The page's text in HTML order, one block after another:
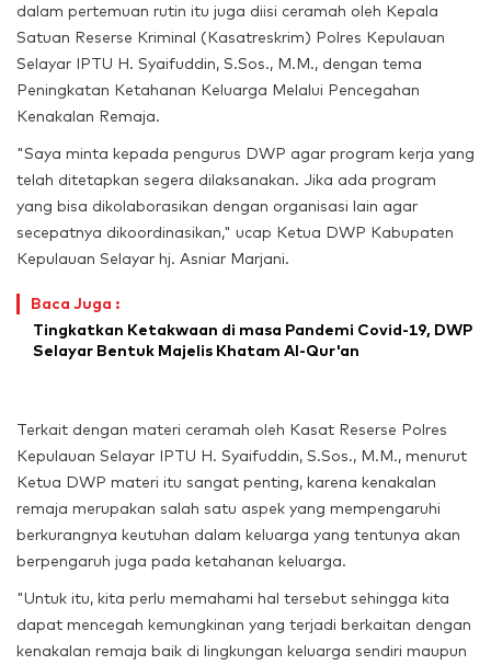
dalam pertemuan rutin itu juga diisi ceramah oleh Kepala
Satuan Reserse Kriminal (Kasatreskrim) Polres Kepulauan
Selayar IPTU H. Syaifuddin, S.Sos., M.M., dengan tema
Peningkatan Ketahanan Keluarga Melalui Pencegahan
Kenakalan Remaja.
"Saya minta kepada pengurus DWP agar program kerja yang
telah ditetapkan segera dilaksanakan. Jika ada program
yang bisa dikolaborasikan dengan organisasi lain agar
secepatnya dikoordinasikan," ucap Ketua DWP Kabupaten
Kepulauan Selayar hj. Asniar Marjani.
Baca Juga :
Tingkatkan Ketakwaan di masa Pandemi Covid-19, DWP
Selayar Bentuk Majelis Khatam Al-Qur'an
Terkait dengan materi ceramah oleh Kasat Reserse Polres
Kepulauan Selayar IPTU H. Syaifuddin, S.Sos., M.M., menurut
Ketua DWP materi itu sangat penting, karena kenakalan
remaja merupakan salah satu aspek yang mempengaruhi
berkurangnya keutuhan dalam keluarga yang tentunya akan
berpengaruh juga pada ketahanan keluarga.
"Untuk itu, kita perlu memahami hal tersebut sehingga kita
dapat mencegah kemungkinan yang terjadi berkaitan dengan
kenakalan remaja baik di lingkungan keluarga sendiri maupun